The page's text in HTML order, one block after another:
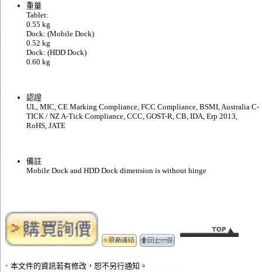
重量
Tablet:
0.55 kg
Dock: (Mobile Dock)
0.52 kg
Dock: (HDD Dock)
0.60 kg
認證
UL, MIC, CE Marking Compliance, FCC Compliance, BSMI, Australia C-
TICK / NZ A-Tick Compliance, CCC, GOST-R, CB, IDA, Erp 2013,
RoHS, JATE
備註
Mobile Dock and HDD Dock dimension is without hinge
．本文件的資訊若有修改，恕不另行通知。